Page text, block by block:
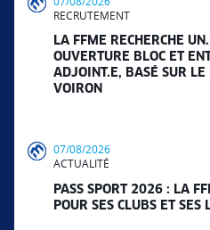
RECRUTEMENT
LA FFME RECHERCHE
OUVERTURE BLOC ET
ADJOINT.E, BASÉ SUR LE
VOIRON
07/08/2026
ACTUALITÉ
PASS SPORT 2026 : LA
POUR SES CLUBS ET SES